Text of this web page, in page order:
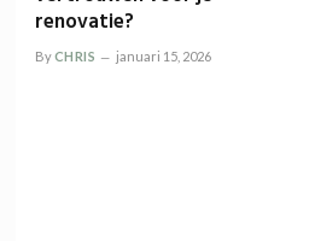
renovatie?
ByCHRIS januari 15, 2026